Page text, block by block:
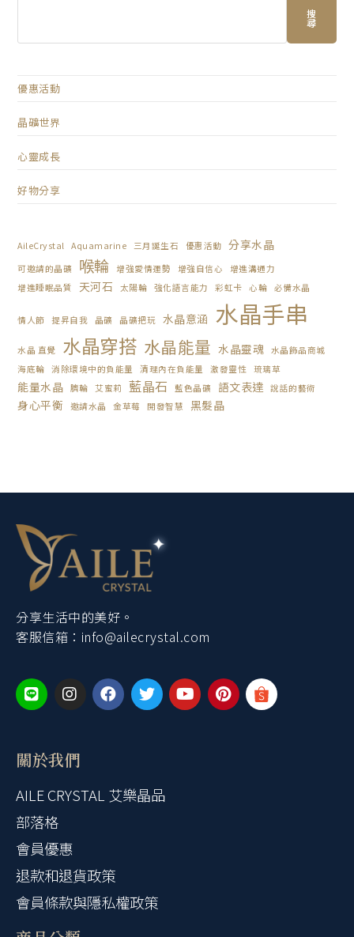
搜
尋
優惠活動
晶礦世界
心靈成長
好物分享
AileCrystal Aquamarine 三月誕生石 優惠活動 分享水晶
可邀請的晶礦 喉輪 增強愛情運勢 增強自信心
增進溝通力
增進睡眠品質
天河石 太陽輪 強化語言能力 彩虹卡 心輪 必備水晶
情人節 提昇自我 晶礦 晶礦把玩 水晶意涵 水晶手串
水晶 直覺 水晶穿搭 水晶能量 水晶靈魂 水晶飾品商城
海底輪
消除環境中的負能量 清理內在負能量 激發靈性 琉璃草
能量水晶 臍輪 艾蜜莉 藍晶石 藍色晶礦 語文表達 說話的藝術
身心平衡 邀請水晶 金草莓 開發智慧 黑髮晶
分享生活中的美好。
客服信箱： info@ailecrystal.com
關於我們
AILE CRYSTAL 艾樂晶品
部落格
會員優惠
退款和退貨政策
會員條款與隱私權政策